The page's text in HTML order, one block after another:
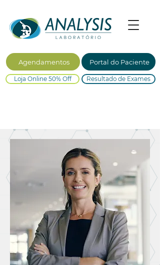
Agendamentos Portal do Paciente
Loja Online 50% Off Resultado de Exames